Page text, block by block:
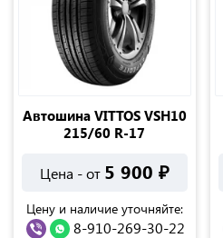
Автошина VITTOS VSH10
215/60 R-17
Цена - от 5 900 ₽
Цену и наличие уточняйте:
8-910-269-30-22